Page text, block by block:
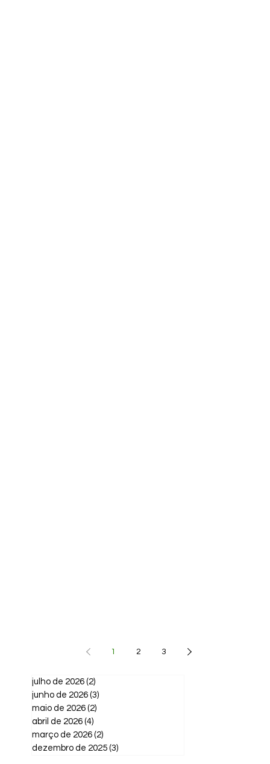
1 2 3
julho de 2026 (2)
junho de 2026 (3)
maio de 2026 (2)
abril de 2026 (4)
março de 2026 (2)
dezembro de 2025 (3)